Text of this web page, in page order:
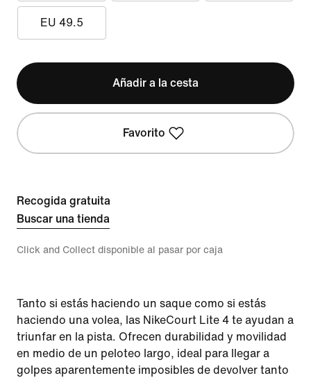
EU 49.5
Añadir a la cesta
Favorito
Recogida gratuita
Buscar una tienda
Click and Collect disponible al pasar por caja
Tanto si estás haciendo un saque como si estás
haciendo una volea, las NikeCourt Lite 4 te ayudan a
triunfar en la pista. Ofrecen durabilidad y movilidad
en medio de un peloteo largo, ideal para llegar a
golpes aparentemente imposibles de devolver tanto